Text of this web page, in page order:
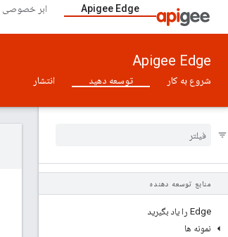
Apigee Edge ابر خصوصی
Apigee Edge
شروع به کار توسعه دهید انتشار
منابع توسعه دهنده
Edge را یاد بگیرید
نمونه ها